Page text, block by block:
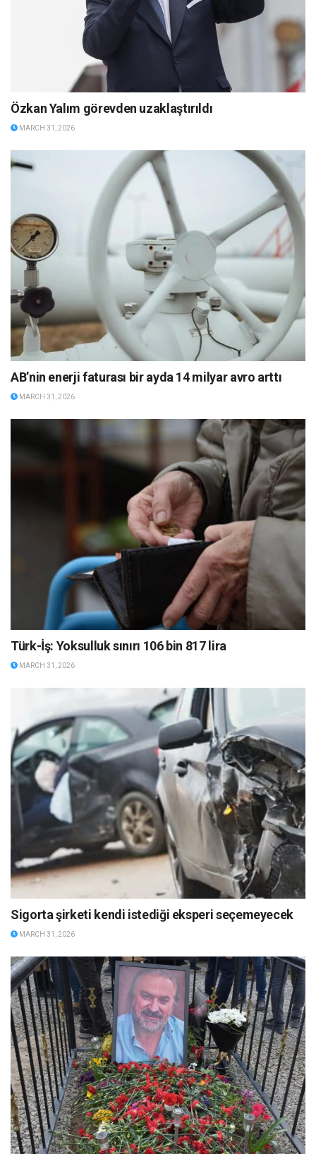
Özkan Yalım görevden uzaklaştırıldı
MARCH 31, 2026
AB’nin enerji faturası bir ayda 14 milyar avro arttı
MARCH 31, 2026
Türk-İş: Yoksulluk sınırı 106 bin 817 lira
MARCH 31, 2026
Sigorta şirketi kendi istediği eksperi seçemeyecek
MARCH 31, 2026